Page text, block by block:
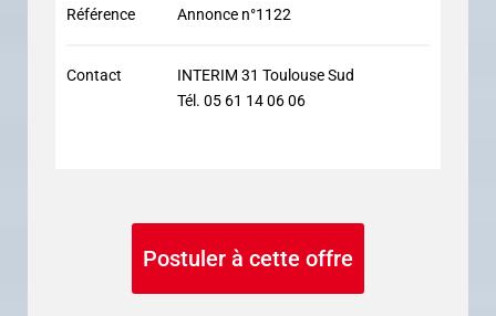
Référence Annonce n°1122
Contact
INTERIM 31 Toulouse Sud
Tél. 05 61 14 06 06
Postuler à cette offre